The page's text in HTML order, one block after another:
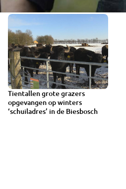
Tientallen grote grazers
opgevangen op winters
‘schuiladres’ in de Biesbosch
2:04